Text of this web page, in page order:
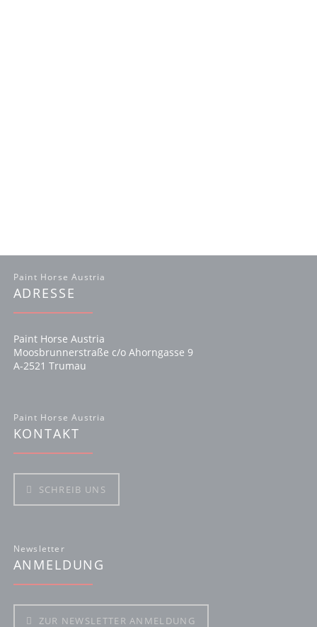
Paint Horse Austria
ADRESSE
Paint Horse Austria
Moosbrunnerstraße c/o Ahorngasse 9
A-2521 Trumau
Paint Horse Austria
KONTAKT
SCHREIB UNS
Newsletter
ANMELDUNG
ZUR NEWSLETTER ANMELDUNG